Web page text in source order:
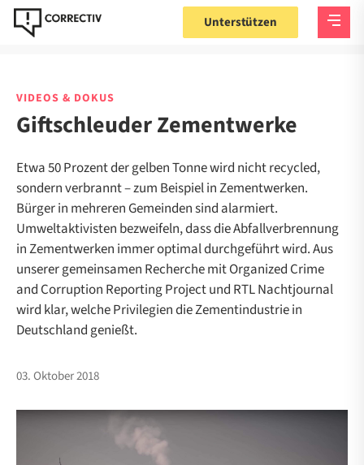
Unterstützen
VIDEOS & DOKUS
Giftschleuder Zementwerke
Etwa 50 Prozent der gelben Tonne wird nicht recycled,
sondern verbrannt – zum Beispiel in Zementwerken.
Bürger in mehreren Gemeinden sind alarmiert.
Umweltaktivisten bezweifeln, dass die Abfallverbrennung
in Zementwerken immer optimal durchgeführt wird. Aus
unserer gemeinsamen Recherche mit Organized Crime
and Corruption Reporting Project und RTL Nachtjournal
wird klar, welche Privilegien die Zementindustrie in
Deutschland genießt.
03. Oktober 2018